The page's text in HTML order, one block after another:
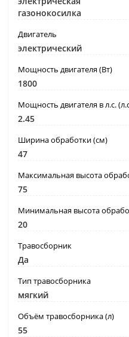
газонокосилка
Двигатель
электрический
Мощность двигателя (Вт)
1800
Мощность двигателя в л.с.
2.45
Ширина обработки (см)
47
Максимальная высота
75
Минимальная высота
20
Травосборник
Да
Тип травосборника
мягкий
Объём травосборника (л)
55